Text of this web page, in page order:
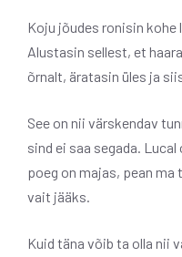
Koju jõudes ronisin kohe
Alustasin sellest, et
õrnalt, äratasin üles ja
See on nii värskendav
sind ei saa segada.
poeg on majas, pean ma
vait jääks.
Kuid täna võib ta olla nii